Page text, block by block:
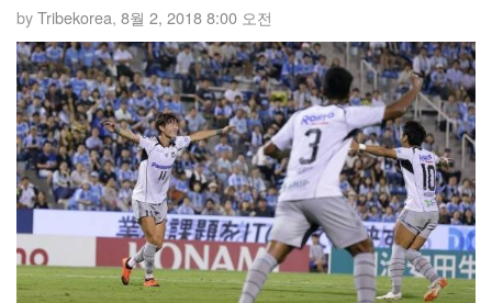
byTribekorea, 8월 2, 2018 8:00 오전